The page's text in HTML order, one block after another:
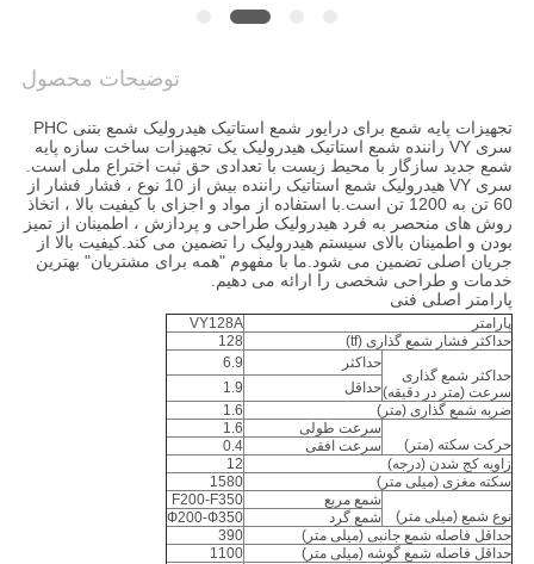
توضیحات محصول
تجهیزات پایه شمع برای درایور شمع استاتیک هیدرولیک شمع بتنی PHC
سری VY راننده شمع استاتیک هیدرولیک یک تجهیزات ساخت سازه پایه
شمع جدید سازگار با محیط زیست با تعدادی حق ثبت اختراع ملی است.
سری VY هیدرولیک شمع استاتیک راننده بیش از 10 نوع ، فشار فشار از
60 تن به 1200 تن است.با استفاده از مواد و اجزای با کیفیت بالا ، اتخاذ
روش های منحصر به فرد هیدرولیک طراحی و پردازش ، اطمینان از تمیز
بودن و اطمینان بالای سیستم هیدرولیک را تضمین می کند.کیفیت بالا از
جریان اصلی تضمین می شود.ما با مفهوم "همه برای مشتریان" بهترین
خدمات و طراحی شخصی را ارائه می دهیم.
پارامتر اصلی فنی
پارامتر
VY128A
حداکثر فشار شمع گذاری (tf)
128
حداکثر شمع گذاری
سرعت (متر در دقیقه)
حداکثر
6.9
حداقل
1.9
ضربه شمع گذاری (متر)
1.6
حرکت سکته (متر)
سرعت طولی
1.6
سرعت افقی
0.4
زاویه کج شدن (درجه)
12
سکته مغزی (میلی متر)
1580
نوع شمع (میلی متر)
شمع مربع
F200-F350
شمع گرد
Ф200-Ф350
حداقل فاصله شمع جانبی (میلی متر)
390
حداقل فاصله شمع گوشه (میلی متر)
1100